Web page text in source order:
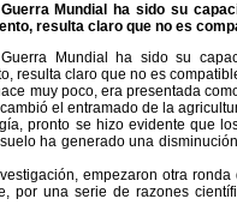
Mundial ha sido su
resulta claro que no es
Mundial ha sido su
resulta claro que no es
muy poco, era presentada
el entramado de la
pronto se hizo evidente que
ha generado una
empezaron otra
una serie de razones